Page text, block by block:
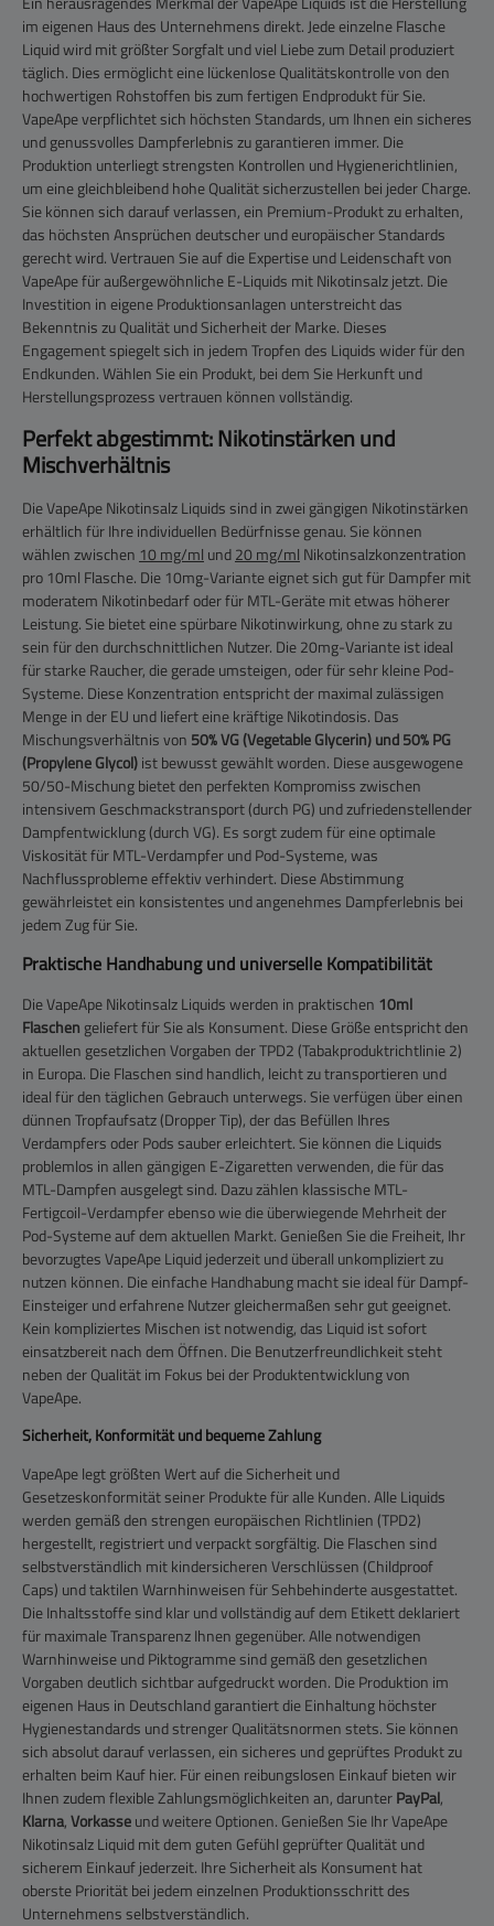
im eigenen Haus des Unternehmens direkt. Jede einzelne Flasche
Liquid wird mit größter Sorgfalt und viel Liebe zum Detail produziert
täglich. Dies ermöglicht eine lückenlose Qualitätskontrolle von den
hochwertigen Rohstoffen bis zum fertigen Endprodukt für Sie.
VapeApe verpflichtet sich höchsten Standards, um Ihnen ein sicheres
und genussvolles Dampferlebnis zu garantieren immer. Die
Produktion unterliegt strengsten Kontrollen und Hygienerichtlinien,
um eine gleichbleibend hohe Qualität sicherzustellen bei jeder Charge.
Sie können sich darauf verlassen, ein Premium-Produkt zu erhalten,
das höchsten Ansprüchen deutscher und europäischer Standards
gerecht wird. Vertrauen Sie auf die Expertise und Leidenschaft von
VapeApe für außergewöhnliche E-Liquids mit Nikotinsalz jetzt. Die
Investition in eigene Produktionsanlagen unterstreicht das
Bekenntnis zu Qualität und Sicherheit der Marke. Dieses
Engagement spiegelt sich in jedem Tropfen des Liquids wider für den
Endkunden. Wählen Sie ein Produkt, bei dem Sie Herkunft und
Herstellungsprozess vertrauen können vollständig.
Perfekt abgestimmt: Nikotinstärken und
Mischverhältnis
Die VapeApe Nikotinsalz Liquids sind in zwei gängigen Nikotinstärken
erhältlich für Ihre individuellen Bedürfnisse genau. Sie können
wählen zwischen 10 mg/ml und20 mg/ml Nikotinsalzkonzentration
pro 10ml Flasche. Die 10mg-Variante eignet sich gut für Dampfer mit
moderatem Nikotinbedarf oder für MTL-Geräte mit etwas höherer
Leistung. Sie bietet eine spürbare Nikotinwirkung, ohne zu stark zu
sein für den durchschnittlichen Nutzer. Die 20mg-Variante ist ideal
für starke Raucher, die gerade umsteigen, oder für sehr kleine Pod-
Systeme. Diese Konzentration entspricht der maximal zulässigen
Menge in der EU und liefert eine kräftige Nikotindosis. Das
Mischungsverhältnis von 50% VG (Vegetable Glycerin) und 50% PG
(Propylene Glycol)ist bewusst gewählt worden. Diese ausgewogene
50/50-Mischung bietet den perfekten Kompromiss zwischen
intensivem Geschmackstransport (durch PG) und zufriedenstellender
Dampfentwicklung (durch VG). Es sorgt zudem für eine optimale
Viskosität für MTL-Verdampfer und Pod-Systeme, was
Nachflussprobleme effektiv verhindert. Diese Abstimmung
gewährleistet ein konsistentes und angenehmes Dampferlebnis bei
jedem Zug für Sie.
Praktische Handhabung und universelle Kompatibilität
Die VapeApe Nikotinsalz Liquids werden in praktischen 10ml
Flaschen geliefert für Sie als Konsument. Diese Größe entspricht den
aktuellen gesetzlichen Vorgaben der TPD2 (Tabakproduktrichtlinie 2)
in Europa. Die Flaschen sind handlich, leicht zu transportieren und
ideal für den täglichen Gebrauch unterwegs. Sie verfügen über einen
dünnen Tropfaufsatz (Dropper Tip), der das Befüllen Ihres
Verdampfers oder Pods sauber erleichtert. Sie können die Liquids
problemlos in allen gängigen E-Zigaretten verwenden, die für das
MTL-Dampfen ausgelegt sind. Dazu zählen klassische MTL-
Fertigcoil-Verdampfer ebenso wie die überwiegende Mehrheit der
Pod-Systeme auf dem aktuellen Markt. Genießen Sie die Freiheit, Ihr
bevorzugtes VapeApe Liquid jederzeit und überall unkompliziert zu
nutzen können. Die einfache Handhabung macht sie ideal für Dampf-
Einsteiger und erfahrene Nutzer gleichermaßen sehr gut geeignet.
Kein kompliziertes Mischen ist notwendig, das Liquid ist sofort
einsatzbereit nach dem Öffnen. Die Benutzerfreundlichkeit steht
neben der Qualität im Fokus bei der Produktentwicklung von
VapeApe.
Sicherheit, Konformität und bequeme Zahlung
VapeApe legt größten Wert auf die Sicherheit und
Gesetzeskonformität seiner Produkte für alle Kunden. Alle Liquids
werden gemäß den strengen europäischen Richtlinien (TPD2)
hergestellt, registriert und verpackt sorgfältig. Die Flaschen sind
selbstverständlich mit kindersicheren Verschlüssen (Childproof
Caps) und taktilen Warnhinweisen für Sehbehinderte ausgestattet.
Die Inhaltsstoffe sind klar und vollständig auf dem Etikett deklariert
für maximale Transparenz Ihnen gegenüber. Alle notwendigen
Warnhinweise und Piktogramme sind gemäß den gesetzlichen
Vorgaben deutlich sichtbar aufgedruckt worden. Die Produktion im
eigenen Haus in Deutschland garantiert die Einhaltung höchster
Hygienestandards und strenger Qualitätsnormen stets. Sie können
sich absolut darauf verlassen, ein sicheres und geprüftes Produkt zu
erhalten beim Kauf hier. Für einen reibungslosen Einkauf bieten wir
Ihnen zudem flexible Zahlungsmöglichkeiten an, darunterPayPal,
Klarna,Vorkasseund weitere Optionen. Genießen Sie Ihr VapeApe
Nikotinsalz Liquid mit dem guten Gefühl geprüfter Qualität und
sicherem Einkauf jederzeit. Ihre Sicherheit als Konsument hat
oberste Priorität bei jedem einzelnen Produktionsschritt des
Unternehmens selbstverständlich.